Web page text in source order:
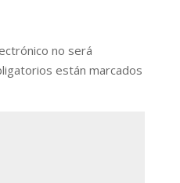
no será
están marcados